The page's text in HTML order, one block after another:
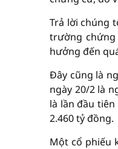
Trả lời chúng
trường chứng
hưởng đến
Đây cũng là
ngày 20/2 là
là lần đầu
2.460 tỷ đồng.
Một cổ phiếu